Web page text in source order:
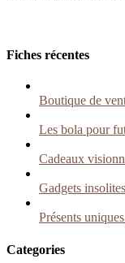
Fiches récentes
Boutique de
Les bola pour
Cadeaux
Gadgets
Présents
Categories